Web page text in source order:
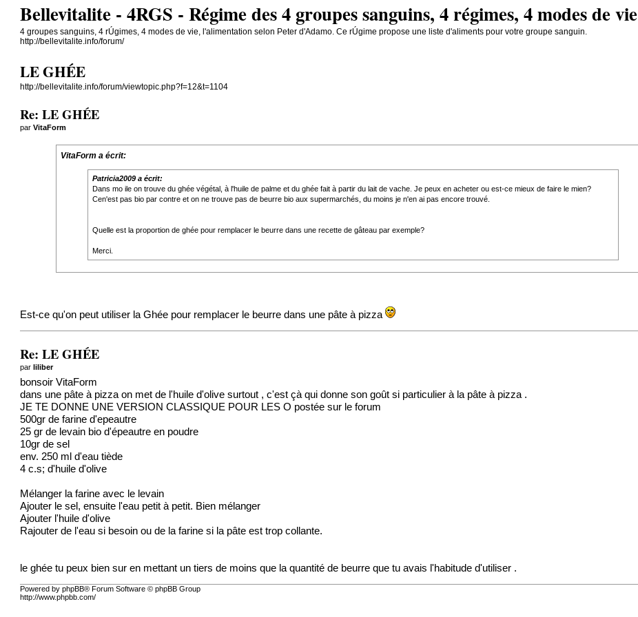
Bellevitalite - 4RGS - Régime des 4 groupes sanguins, 4 régimes, 4 modes de vie
4 groupes sanguins, 4 rÚgimes, 4 modes de vie, l'alimentation selon Peter d'Adamo. Ce rÚgime propose une liste d'aliments pour votre groupe sanguin.
http://bellevitalite.info/forum/
LE GHÉE
http://bellevitalite.info/forum/viewtopic.php?f=12&t=1104
Re: LE GHÉE
parVitaForm
VitaForm a écrit:
Patricia2009 a écrit:
Dans mo ile on trouve du ghée végétal, à l'huile de palme et du ghée fait à partir du lait de vache. Je peux en acheter ou est-ce mieux de faire le mien?
Cen'est pas bio par contre et on ne trouve pas de beurre bio aux supermarchés, du moins je n'en ai pas encore trouvé.
Quelle est la proportion de ghée pour remplacer le beurre dans une recette de gâteau par exemple?
Merci.
Est-ce qu'on peut utiliser la Ghée pour remplacer le beurre dans une pâte à pizza
Re: LE GHÉE
parliliber
bonsoir VitaForm
dans une pâte à pizza on met de l'huile d'olive surtout , c'est çà qui donne son goût si particulier à la pâte à pizza .
JE TE DONNE UNE VERSION CLASSIQUE POUR LES O postée sur le forum
500gr de farine d'epeautre
25 gr de levain bio d'épeautre en poudre
10gr de sel
env. 250 ml d'eau tiède
4 c.s; d'huile d'olive
Mélanger la farine avec le levain
Ajouter le sel, ensuite l'eau petit à petit. Bien mélanger
Ajouter l'huile d'olive
Rajouter de l'eau si besoin ou de la farine si la pâte est trop collante.
le ghée tu peux bien sur en mettant un tiers de moins que la quantité de beurre que tu avais l'habitude d'utiliser .
Powered by phpBB® Forum Software © phpBB Group
http://www.phpbb.com/